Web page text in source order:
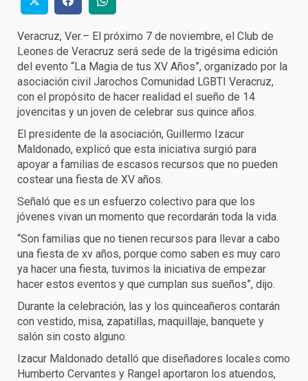
Veracruz, Ver.– El próximo 7 de noviembre, el Club de
Leones de Veracruz será sede de la trigésima edición
del evento “La Magia de tus XV Años”, organizado por la
asociación civil Jarochos Comunidad LGBTI Veracruz,
con el propósito de hacer realidad el sueño de 14
jovencitas y un joven de celebrar sus quince años.
El presidente de la asociación, Guillermo Izacur
Maldonado, explicó que esta iniciativa surgió para
apoyar a familias de escasos recursos que no pueden
costear una fiesta de XV años.
Señaló que es un esfuerzo colectivo para que los
jóvenes vivan un momento que recordarán toda la vida.
“Son familias que no tienen recursos para llevar a cabo
una fiesta de xv años, porque como saben es muy caro
ya hacer una fiesta, tuvimos la iniciativa de empezar
hacer estos eventos y que cumplan sus sueños”, dijo.
Durante la celebración, las y los quinceañeros contarán
con vestido, misa, zapatillas, maquillaje, banquete y
salón sin costo alguno.
Izacur Maldonado detalló que diseñadores locales como
Humberto Cervantes y Rangel aportaron los atuendos,